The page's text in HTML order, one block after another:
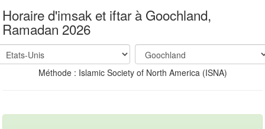
Horaire d'imsak et iftar à Goochland,
Ramadan 2026
Méthode : Islamic Society of North America (ISNA)